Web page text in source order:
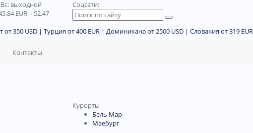
выходной
EUR= 52.47
Соцсети:
350 USD | Турция от 400 EUR | Доминикана от 2500 USD | Словакия от 319 EUR
Контакты
Курорты
Бель Мар
Маебург